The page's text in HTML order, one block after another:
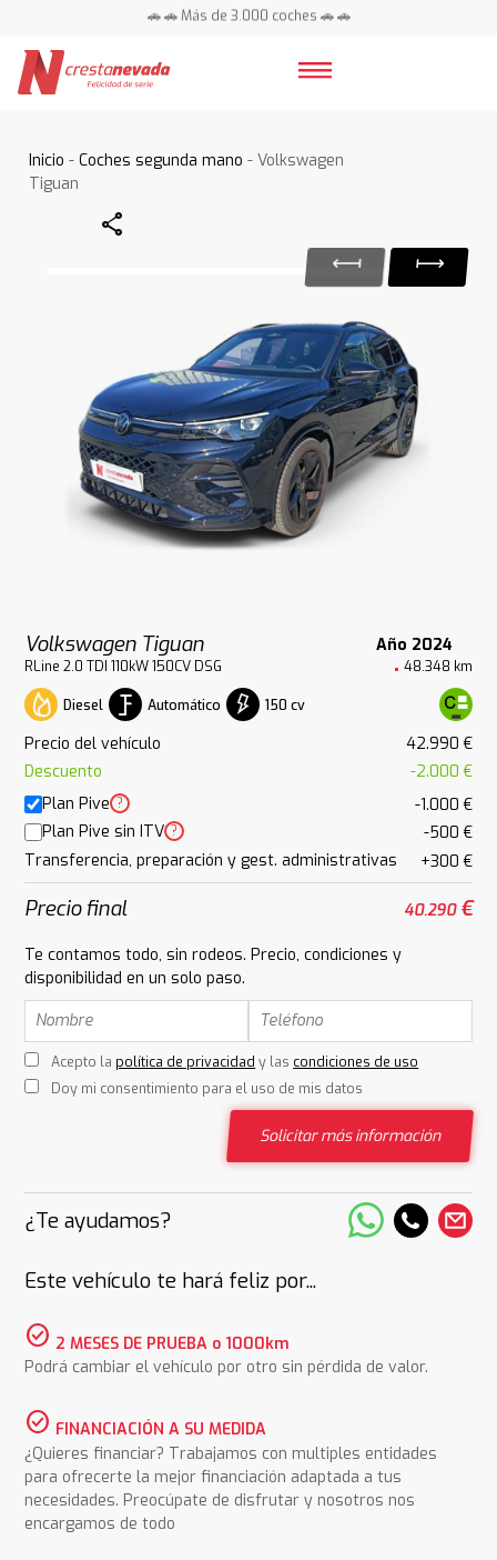
🚗 🚗 Más de 3.000 coches 🚗 🚗
Inicio -Coches segunda mano - Volkswagen
Tiguan
Share
Volkswagen Tiguan Año 2024
RLine 2.0 TDI 110kW 150CV DSG 48.348 km
Diesel Automático 150 cv
Precio del vehículo
42.990 €
Descuento
-2.000 €
Plan Pive ?
-1.000 €
Plan Pive sin ITV ?
-500 €
Transferencia, preparación y gest. administrativas
+300 €
Precio final 40.290€
Te contamos todo, sin rodeos. Precio, condiciones y
disponibilidad en un solo paso.
Acepto la política de privacidad y las condiciones de uso
Doy mi consentimiento para el uso de mis datos
Solicitar más información
¿Te ayudamos?
Este vehículo te hará feliz por...
check_circle 2 MESES DE PRUEBA o 1000km
Podrá cambiar el vehículo por otro sin pérdida de valor.
check_circle FINANCIACIÓN A SU MEDIDA
¿Quieres financiar? Trabajamos con multiples entidades
para ofrecerte la mejor financiación adaptada a tus
necesidades. Preocúpate de disfrutar y nosotros nos
encargamos de todo